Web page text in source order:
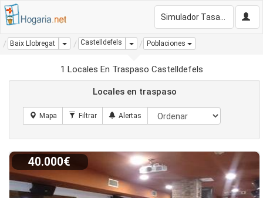
Baix Llobregat Dropdown
Castelldefels Dropdown
Poblaciones
1 Locales En Traspaso Castelldefels
Locales en traspaso
40.000€